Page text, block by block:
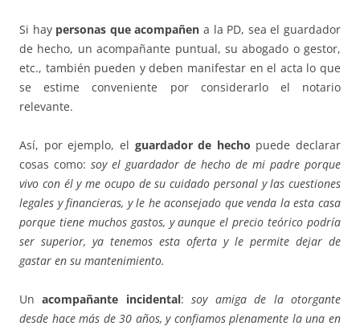
Si hay personas que acompañen a la PD, sea el guardador
de hecho, un acompañante puntual, su abogado o gestor,
etc., también pueden y deben manifestar en el acta lo que
se estime conveniente por considerarlo el notario
relevante.
Así, por ejemplo, el guardador de hecho puede declarar
cosas como: soy el guardador de hecho de mi padre porque
vivo con él y me ocupo de su cuidado personal y las cuestiones
legales y financieras, y le he aconsejado que venda la esta casa
porque tiene muchos gastos, y aunque el precio teórico podría
ser superior, ya tenemos esta oferta y le permite dejar de
gastar en su mantenimiento.
Unacompañante incidental:soy amiga de la otorgante
desde hace más de 30 años, y confiamos plenamente la una en